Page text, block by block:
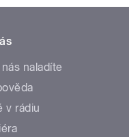
naladíte
v rádiu